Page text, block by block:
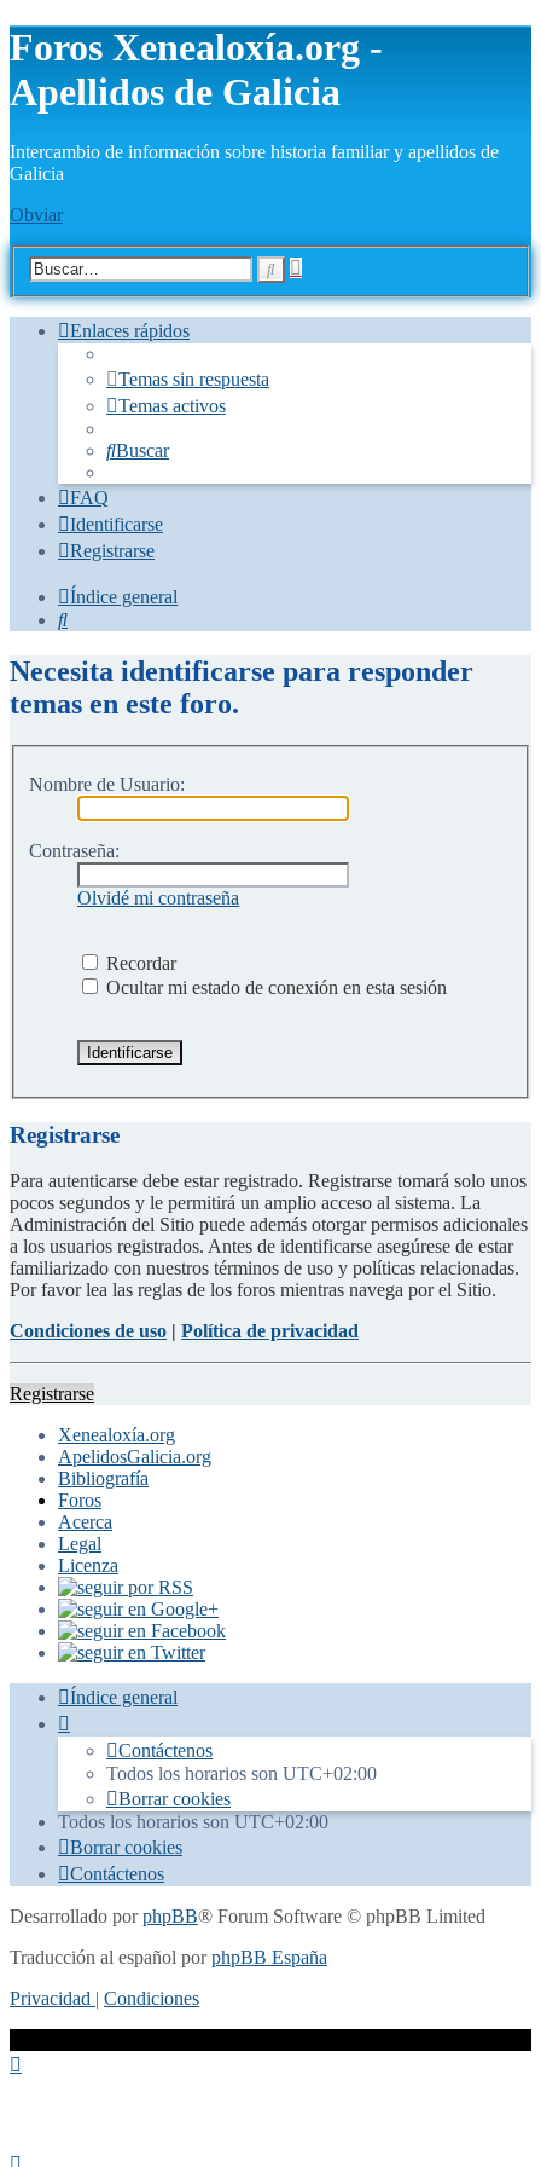
Foros Xenealoxía.org -
Apellidos de Galicia
Intercambio de información sobre historia familiar y apellidos de
Galicia
Obviar
Búsqueda
Enlaces rápidos
Temas sin respuesta
Temas activos
Buscar
FAQ
Identificarse
Registrarse
Índice general
Buscar
Necesita identificarse para responder
temas en este foro.
Nombre de Usuario:
Contraseña:
Olvidé mi contraseña
Recordar
Ocultar mi estado de conexión en esta sesión
Registrarse
Para autenticarse debe estar registrado. Registrarse tomará solo unos
pocos segundos y le permitirá un amplio acceso al sistema. La
Administración del Sitio puede además otorgar permisos adicionales
a los usuarios registrados. Antes de identificarse asegúrese de estar
familiarizado con nuestros términos de uso y políticas relacionadas.
Por favor lea las reglas de los foros mientras navega por el Sitio.
Condiciones de uso | Política de privacidad
Registrarse
Xenealoxía.org
ApelidosGalicia.org
Bibliografía
Foros
Acerca
Legal
Licenza
Índice general
Contáctenos
Todos los horarios son UTC+02:00
Borrar cookies
Todos los horarios sonUTC+02:00
Borrar cookies
Contáctenos
Desarrollado porphpBB® Forum Software © phpBB Limited
Traducción al español porphpBB España
Privacidad | Condiciones